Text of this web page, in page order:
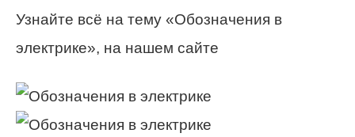
Узнайте всё на тему «Обозначения в
электрике», на нашем сайте